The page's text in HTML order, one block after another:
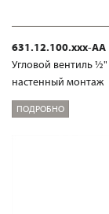
631.12.100.xxx-AA
Угловой вентиль ½"
настенный монтаж
ПОДРОБНО